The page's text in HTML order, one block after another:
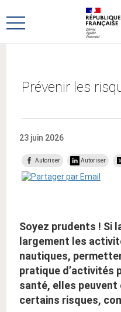
au
menu
au
contenu
Ouvrir
Prévenir les
23 juin 2026
Autoriser Autoriser
Soyez prudents ! Si
largement les
nautiques,
pratique d’activités
santé, elles
certains risques,